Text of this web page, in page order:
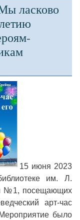
ласково
15 июня 2023
им. Л.
№1, посещающих
арт-час
было